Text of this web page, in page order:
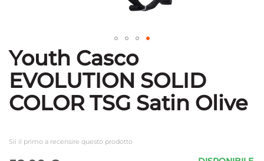
Vai
all'inizio
della
galleria
di
immagini
Youth Casco
EVOLUTION SOLID
COLOR TSG Satin Olive
Sii il primo a recensire questo prodotto